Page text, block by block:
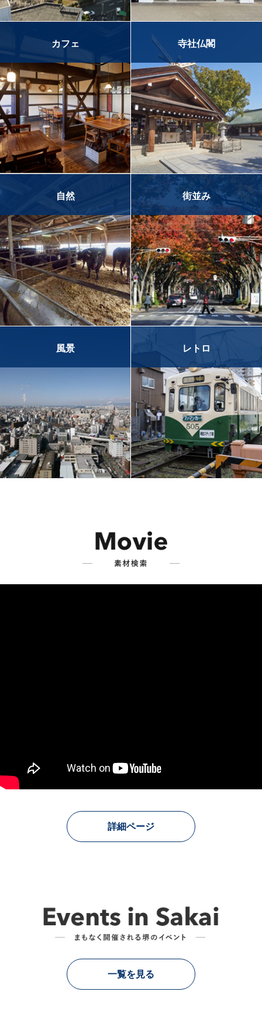
カフェ 寺社仏閣
自然 街並み
風景 レトロ
詳細ページ
一覧を見る